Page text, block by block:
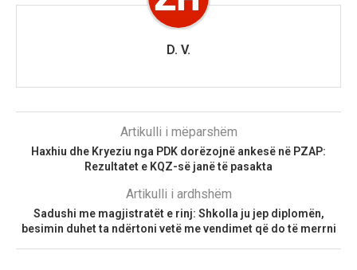
D. V.
Artikulli i mëparshëm
​Haxhiu dhe Kryeziu nga PDK dorëzojnë ankesë në PZAP:
Rezultatet e KQZ-së janë të pasakta
Artikulli i ardhshëm
Sadushi me magjistratët e rinj: Shkolla ju jep diplomën,
besimin duhet ta ndërtoni vetë me vendimet që do të merrni